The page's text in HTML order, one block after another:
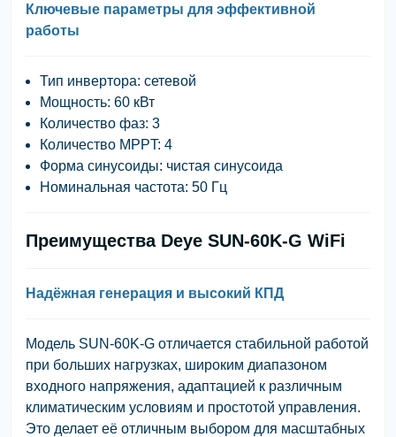
Ключевые параметры для эффективной
работы
Тип инвертора: сетевой
Мощность: 60 кВт
Количество фаз: 3
Количество MPPT: 4
Форма синусоиды: чистая синусоида
Номинальная частота: 50 Гц
Преимущества Deye SUN-60K-G WiFi
Надёжная генерация и высокий КПД
Модель SUN-60K-G отличается стабильной работой
при больших нагрузках, широким диапазоном
входного напряжения, адаптацией к различным
климатическим условиям и простотой управления.
Это делает её отличным выбором для масштабных